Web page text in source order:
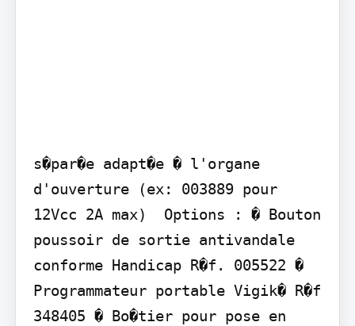
s�par�e adapt�e � l'organe
d'ouverture (ex: 003889 pour
12Vcc 2A max)  Options : � Bouton
poussoir de sortie antivandale
conforme Handicap R�f. 005522 �
Programmateur portable Vigik� R�f
348405 � Bo�tier pour pose en